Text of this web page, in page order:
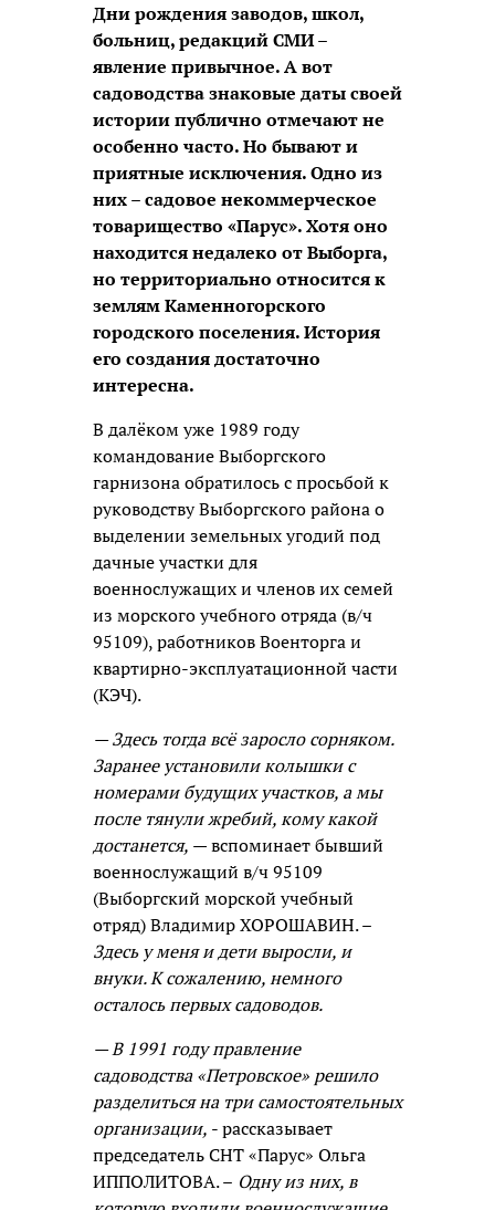
Дни рождения заводов, школ,
больниц, редакций СМИ –
явление привычное. А вот
садоводства знаковые даты своей
истории публично отмечают не
особенно часто. Но бывают и
приятные исключения. Одно из
них – садовое некоммерческое
товарищество «Парус». Хотя оно
находится недалеко от Выборга,
но территориально относится к
землям Каменногорского
городского поселения. История
его создания достаточно
интересна.
В далёком уже 1989 году
командование Выборгского
гарнизона обратилось с просьбой к
руководству Выборгского района о
выделении земельных угодий под
дачные участки для
военнослужащих и членов их семей
из морского учебного отряда (в/ч
95109), работников Военторга и
квартирно-эксплуатационной части
(КЭЧ).
— Здесь тогда всё заросло сорняком.
Заранее установили колышки с
номерами будущих участков, а мы
после тянули жребий, кому какой
достанется, — вспоминает бывший
военнослужащий в/ч 95109
(Выборгский морской учебный
отряд) Владимир ХОРОШАВИН. –
Здесь у меня и дети выросли, и
внуки. К сожалению, немного
осталось первых садоводов.
— В 1991 году правление
садоводства «Петровское» решило
разделиться на три самостоятельных
организации, - рассказывает
председатель СНТ «Парус» Ольга
ИППОЛИТОВА. – Одну из них, в